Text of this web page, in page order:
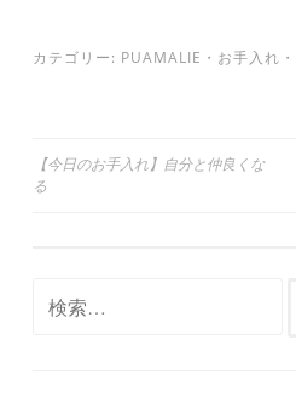
カテゴリー: PUAMALIE ・ お手入れ ・
投
ゲ
【今日のお手入れ】自分と仲良くな
る